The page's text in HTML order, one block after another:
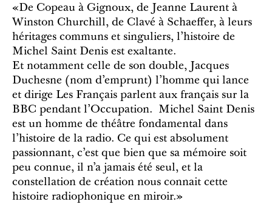
«De Copeau à Gignoux, de Jeanne Laurent à
Winston Churchill, de Clavé à Schaeffer, à leurs
héritages communs et singuliers, l'histoire de
Michel Saint Denis est exaltante.
Et notamment celle de son double, Jacques
Duchesne (nom d’emprunt) l’homme qui lance
et dirige Les Français parlent aux français sur la
BBC pendant l’Occupation. Michel Saint Denis
est un homme de théâtre fondamental dans
l’histoire de la radio. Ce qui est absolument
passionnant, c’est que bien que sa mémoire soit
peu connue, il n’a jamais été seul, et la
constellation de création nous connait cette
histoire radiophonique en miroir.»